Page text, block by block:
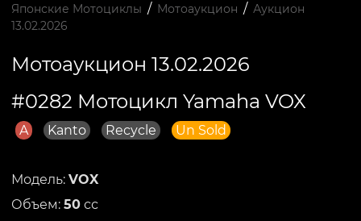
Японские Мотоциклы / Мотоаукцион / Аукцион
13.02.2026
Мотоаукцион 13.02.2026
#0282 Мотоцикл Yamaha VOX
A Kanto Recycle Un Sold
Модель: VOX
Объем: 50 сс